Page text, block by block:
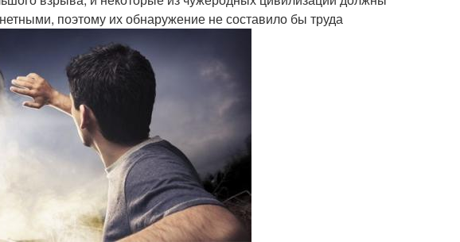
поэтому их обнаружение не составило бы труда